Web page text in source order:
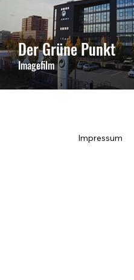
Der Grüne Punkt
Imagefilm
Impressum